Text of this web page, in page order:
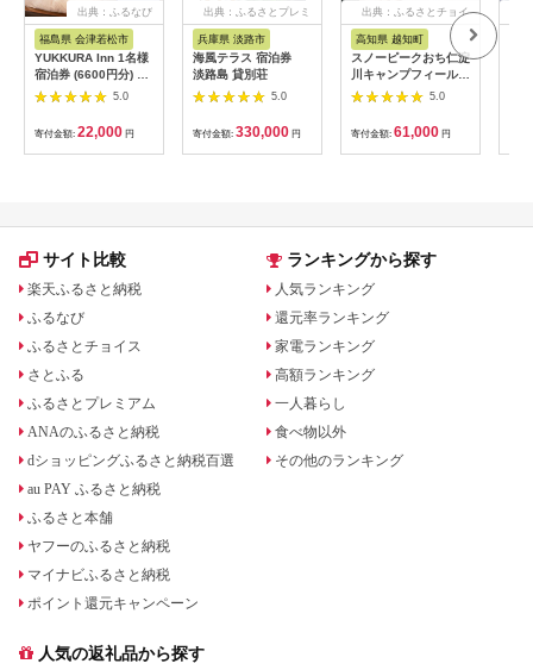
出典：ふるなび
福島県 会津若松市
YUKKURA Inn 1名様
宿泊券 (6600円分) ワ
ーケーションお試しプ
ラン｜東北 福島県 会
津若松市 東山温泉 旅
行 クーポン 利用券
[0800]
5.0
寄付金額: 22,000 円
出典：ふるさとプレミ
兵庫県 淡路市
海風テラス 宿泊券
淡路島 貸別荘
5.0
寄付金額: 330,000 円
出典：ふるさとチョイ
高知県 越知町
スノーピークおち仁淀
川キャンプフィールド
「住箱-jyubako-」ペ
ア宿泊チケット
5.0
寄付金額: 61,000 円
サイト比較
楽天ふるさと納税
ふるなび
ふるさとチョイス
さとふる
ふるさとプレミアム
ANAのふるさと納税
dショッピングふるさと納税百選
au PAY ふるさと納税
ふるさと本舗
ヤフーのふるさと納税
マイナビふるさと納税
ポイント還元キャンペーン
ランキングから探す
人気ランキング
還元率ランキング
家電ランキング
高額ランキング
一人暮らし
食べ物以外
その他のランキング
人気の返礼品から探す